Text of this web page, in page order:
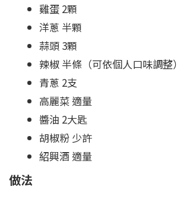
雞蛋 2顆
洋蔥 半顆
蒜頭 3顆
辣椒 半條（可依個人口味調整）
青蔥 2支
高麗菜 適量
醬油 2大匙
胡椒粉 少許
紹興酒 適量
做法